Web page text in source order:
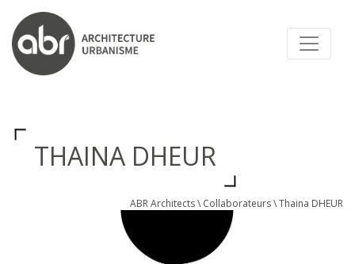
ABR ARCHITECTS
THAINA DHEUR
ABR Architects\ Collaborateurs\Thaina DHEUR